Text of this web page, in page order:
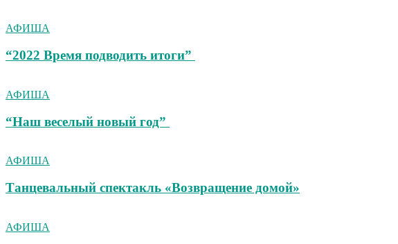
АФИША
“2022 Время подводить итоги”
АФИША
“Наш веселый новый год”
АФИША
Танцевальный спектакль «Возвращение домой»
АФИША